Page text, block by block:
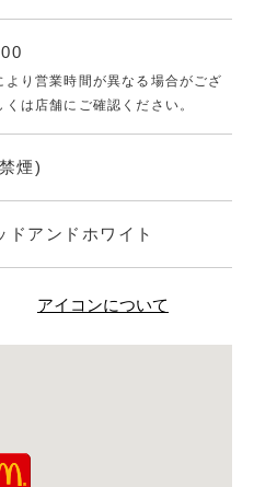
り営業時間が異なる場合がござ
くは店舗にご確認ください。
煙)
ドアンドホワイト
アイコンについて